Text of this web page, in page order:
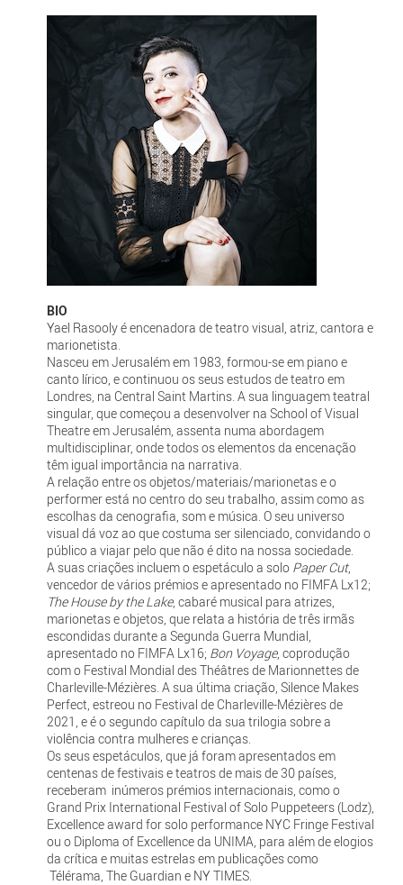
BIO
Yael Rasooly é encenadora de teatro visual, atriz, cantora e
marionetista.
Nasceu em Jerusalém em 1983, formou-se em piano e
canto lírico, e continuou os seus estudos de teatro em
Londres, na Central Saint Martins. A sua linguagem teatral
singular, que começou a desenvolver na School of Visual
Theatre em Jerusalém, assenta numa abordagem
multidisciplinar, onde todos os elementos da encenação
têm igual importância na narrativa.
A relação entre os objetos/materiais/marionetas e o
performer está no centro do seu trabalho, assim como as
escolhas da cenografia, som e música. O seu universo
visual dá voz ao que costuma ser silenciado, convidando o
público a viajar pelo que não é dito na nossa sociedade.
A suas criações incluem o espetáculo a solo Paper Cut,
vencedor de vários prémios e apresentado no FIMFA Lx12;
The House by the Lake, cabaré musical para atrizes,
marionetas e objetos, que relata a história de três irmãs
escondidas durante a Segunda Guerra Mundial,
apresentado no FIMFA Lx16; Bon Voyage, coprodução
com o Festival Mondial des Théâtres de Marionnettes de
Charleville-Mézières. A sua última criação, Silence Makes
Perfect, estreou no Festival de Charleville-Mézières de
2021, e é o segundo capítulo da sua trilogia sobre a
violência contra mulheres e crianças.
Os seus espetáculos, que já foram apresentados em
centenas de festivais e teatros de mais de 30 países,
receberam inúmeros prémios internacionais, como o
Grand Prix International Festival of Solo Puppeteers (Lodz),
Excellence award for solo performance NYC Fringe Festival
ou o Diploma of Excellence da UNIMA, para além de elogios
da crítica e muitas estrelas em publicações como
Télérama, The Guardian e NY TIMES.